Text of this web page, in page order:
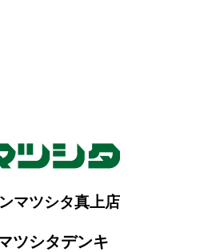
マツシタ真上店
ツシタデンキ